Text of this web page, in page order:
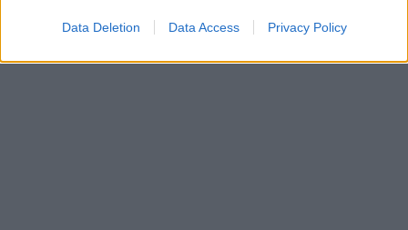
Data Deletion Data Access Privacy Policy